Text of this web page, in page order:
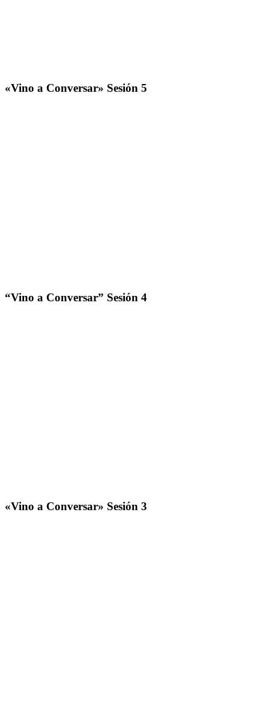
«Vino a Conversar» Sesión 5
“Vino a Conversar” Sesión 4
«Vino a Conversar» Sesión 3